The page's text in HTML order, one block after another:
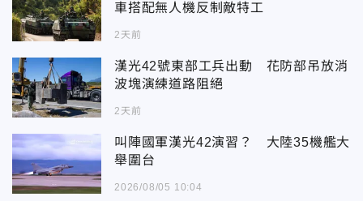
車搭配無人機反制敵特工
2天前
漢光42號東部工兵出動 花防部吊放消
波塊演練道路阻絕
2天前
叫陣國軍漢光42演習？ 大陸35機艦大
舉圍台
2026/08/05 10:04